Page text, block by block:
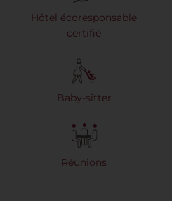
Hôtel écoresponsable
certifié
Baby-sitter
Réunions